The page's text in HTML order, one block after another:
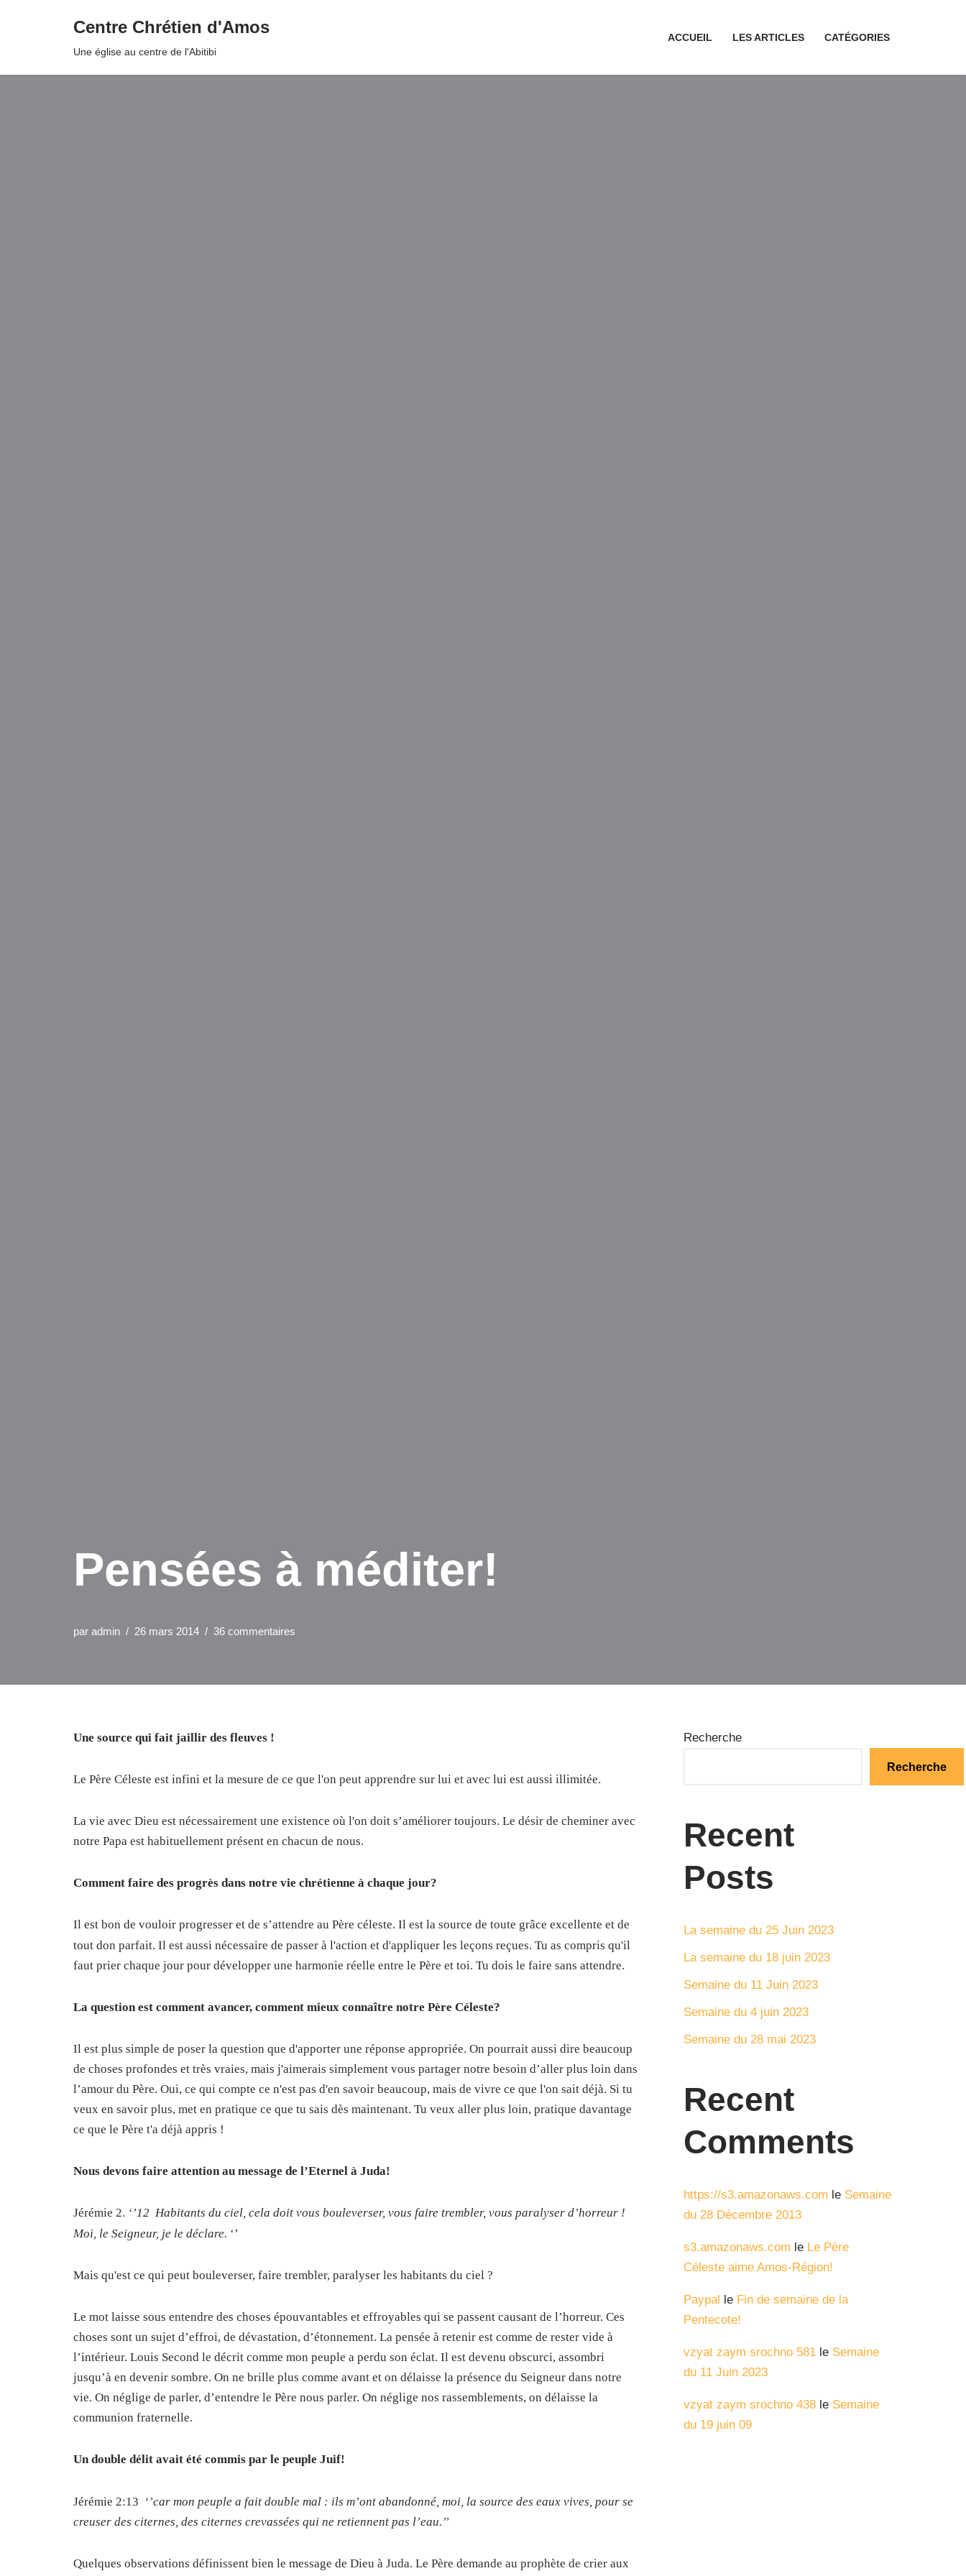
Centre Chrétien d'Amos
Une église au centre de l'Abitibi
ACCUEIL LES ARTICLES CATÉGORIES
Pensées à méditer!
par admin 26 mars 2014 36 commentaires
Une source qui fait jaillir des fleuves !
Le Père Céleste est infini et la mesure de ce que l'on peut apprendre sur lui et avec lui est aussi illimitée.
La vie avec Dieu est nécessairement une existence où l'on doit s’améliorer toujours. Le désir de cheminer avec
notre Papa est habituellement présent en chacun de nous.
Comment faire des progrès dans notre vie chrétienne à chaque jour?
Il est bon de vouloir progresser et de s’attendre au Père céleste. Il est la source de toute grâce excellente et de
tout don parfait. Il est aussi nécessaire de passer à l'action et d'appliquer les leçons reçues. Tu as compris qu'il
faut prier chaque jour pour développer une harmonie réelle entre le Père et toi. Tu dois le faire sans attendre.
La question est comment avancer, comment mieux connaître notre Père Céleste?
Il est plus simple de poser la question que d'apporter une réponse appropriée. On pourrait aussi dire beaucoup
de choses profondes et très vraies, mais j'aimerais simplement vous partager notre besoin d’aller plus loin dans
l’amour du Père. Oui, ce qui compte ce n'est pas d'en savoir beaucoup, mais de vivre ce que l'on sait déjà. Si tu
veux en savoir plus, met en pratique ce que tu sais dès maintenant. Tu veux aller plus loin, pratique davantage
ce que le Père t'a déjà appris !
Nous devons faire attention au message de l’Eternel à Juda!
Jérémie 2. ‘’12 Habitants du ciel, cela doit vous bouleverser, vous faire trembler, vous paralyser d’horreur !
Moi, le Seigneur, je le déclare. ‘’
Mais qu'est ce qui peut bouleverser, faire trembler, paralyser les habitants du ciel ?
Le mot laisse sous entendre des choses épouvantables et effroyables qui se passent causant de l’horreur. Ces
choses sont un sujet d’effroi, de dévastation, d’étonnement. La pensée à retenir est comme de rester vide à
l’intérieur. Louis Second le décrit comme mon peuple a perdu son éclat. Il est devenu obscurci, assombri
jusqu’à en devenir sombre. On ne brille plus comme avant et on délaisse la présence du Seigneur dans notre
vie. On néglige de parler, d’entendre le Père nous parler. On néglige nos rassemblements, on délaisse la
communion fraternelle.
Un double délit avait été commis par le peuple Juif!
Jérémie 2:13 ‘’car mon peuple a fait double mal : ils m’ont abandonné, moi, la source des eaux vives, pour se
creuser des citernes, des citernes crevassées qui ne retiennent pas l’eau.’’
Quelques observations définissent bien le message de Dieu à Juda. Le Père demande au prophète de crier aux
Recherche
Recherche
Recent
Posts
La semaine du 25 Juin 2023
La semaine du 18 juin 2023
Semaine du 11 Juin 2023
Semaine du 4 juin 2023
Semaine du 28 mai 2023
Recent
Comments
https://s3.amazonaws.com le Semaine
du 28 Décembre 2013
s3.amazonaws.com le Le Père
Céleste aime Amos-Région!
Paypal le Fin de semaine de la
Pentecote!
vzyat zaym srochno 581 le Semaine
du 11 Juin 2023
vzyat zaym srochno 438 le Semaine
du 19 juin 09